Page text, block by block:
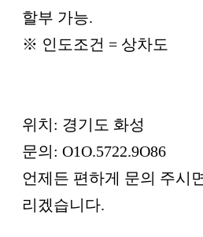
할부 가능.
※ 인도조건 = 상차도
위치: 경기도 화성
문의: O1O.5722.9O86
언제든 편하게 문의 주시
리겠습니다.